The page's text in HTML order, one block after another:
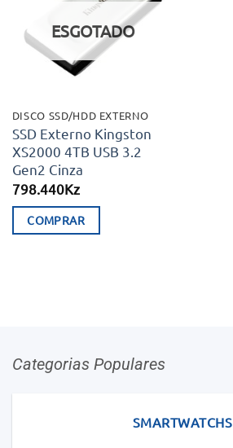
desejos
ESGOTADO
DISCO SSD/HDD EXTERNO
SSD Externo Kingston
XS2000 4TB USB 3.2
Gen2 Cinza
798.440Kz
COMPRAR
Categorias Populares
SMARTWATCHS